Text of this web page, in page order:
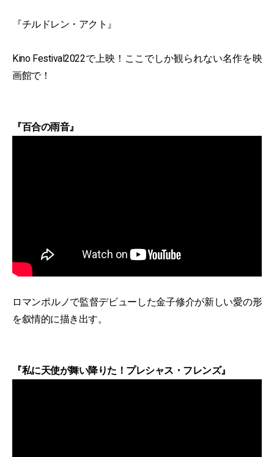
『チルドレン・アクト』
Kino Festival2022で上映！ここでしか観られない名作を映
画館で！
『百合の雨音』
ロマンポルノで監督デビューした金子修介が新しい愛の形
を叙情的に描き出す。
『私に天使が舞い降りた！プレシャス・フレンズ』